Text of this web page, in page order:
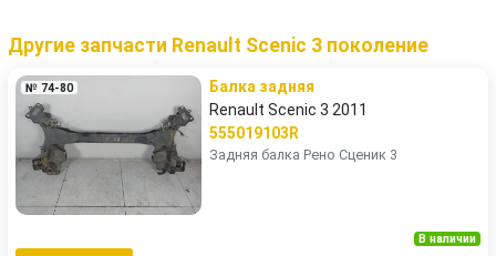
Другие запчасти Renault Scenic 3 поколение
№ 74-80
Балка задняя
Renault Scenic 3 2011
555019103R
Задняя балка Рено Сценик 3
В наличии